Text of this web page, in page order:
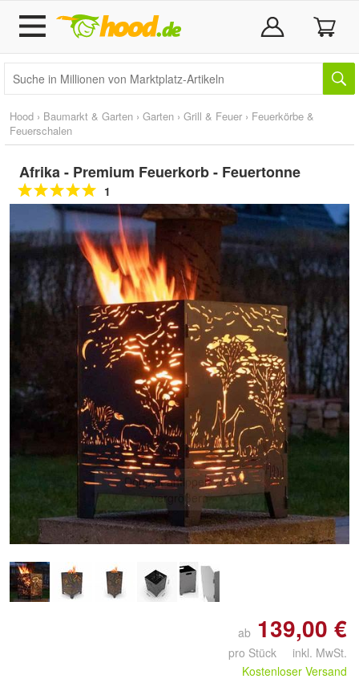
Hood › Baumarkt & Garten › Garten › Grill & Feuer › Feuerkörbe &
Feuerschalen
Afrika - Premium Feuerkorb - Feuertonne
1
Doppelt antippen zum
vergrößern
ab 139,00 €
pro Stück inkl. MwSt.
Kostenloser Versand